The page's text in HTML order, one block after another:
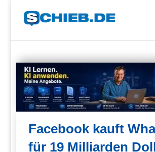
Facebook kauft
für 19 Milliarden